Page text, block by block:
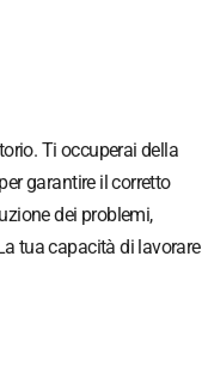
Ti occuperai della
garantire il corretto
dei problemi,
tua capacità di lavorare